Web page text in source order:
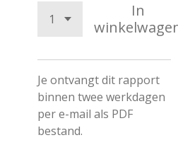
In
Je ontvangt dit rapport
binnen twee werkdagen
per e-mail als PDF
bestand.